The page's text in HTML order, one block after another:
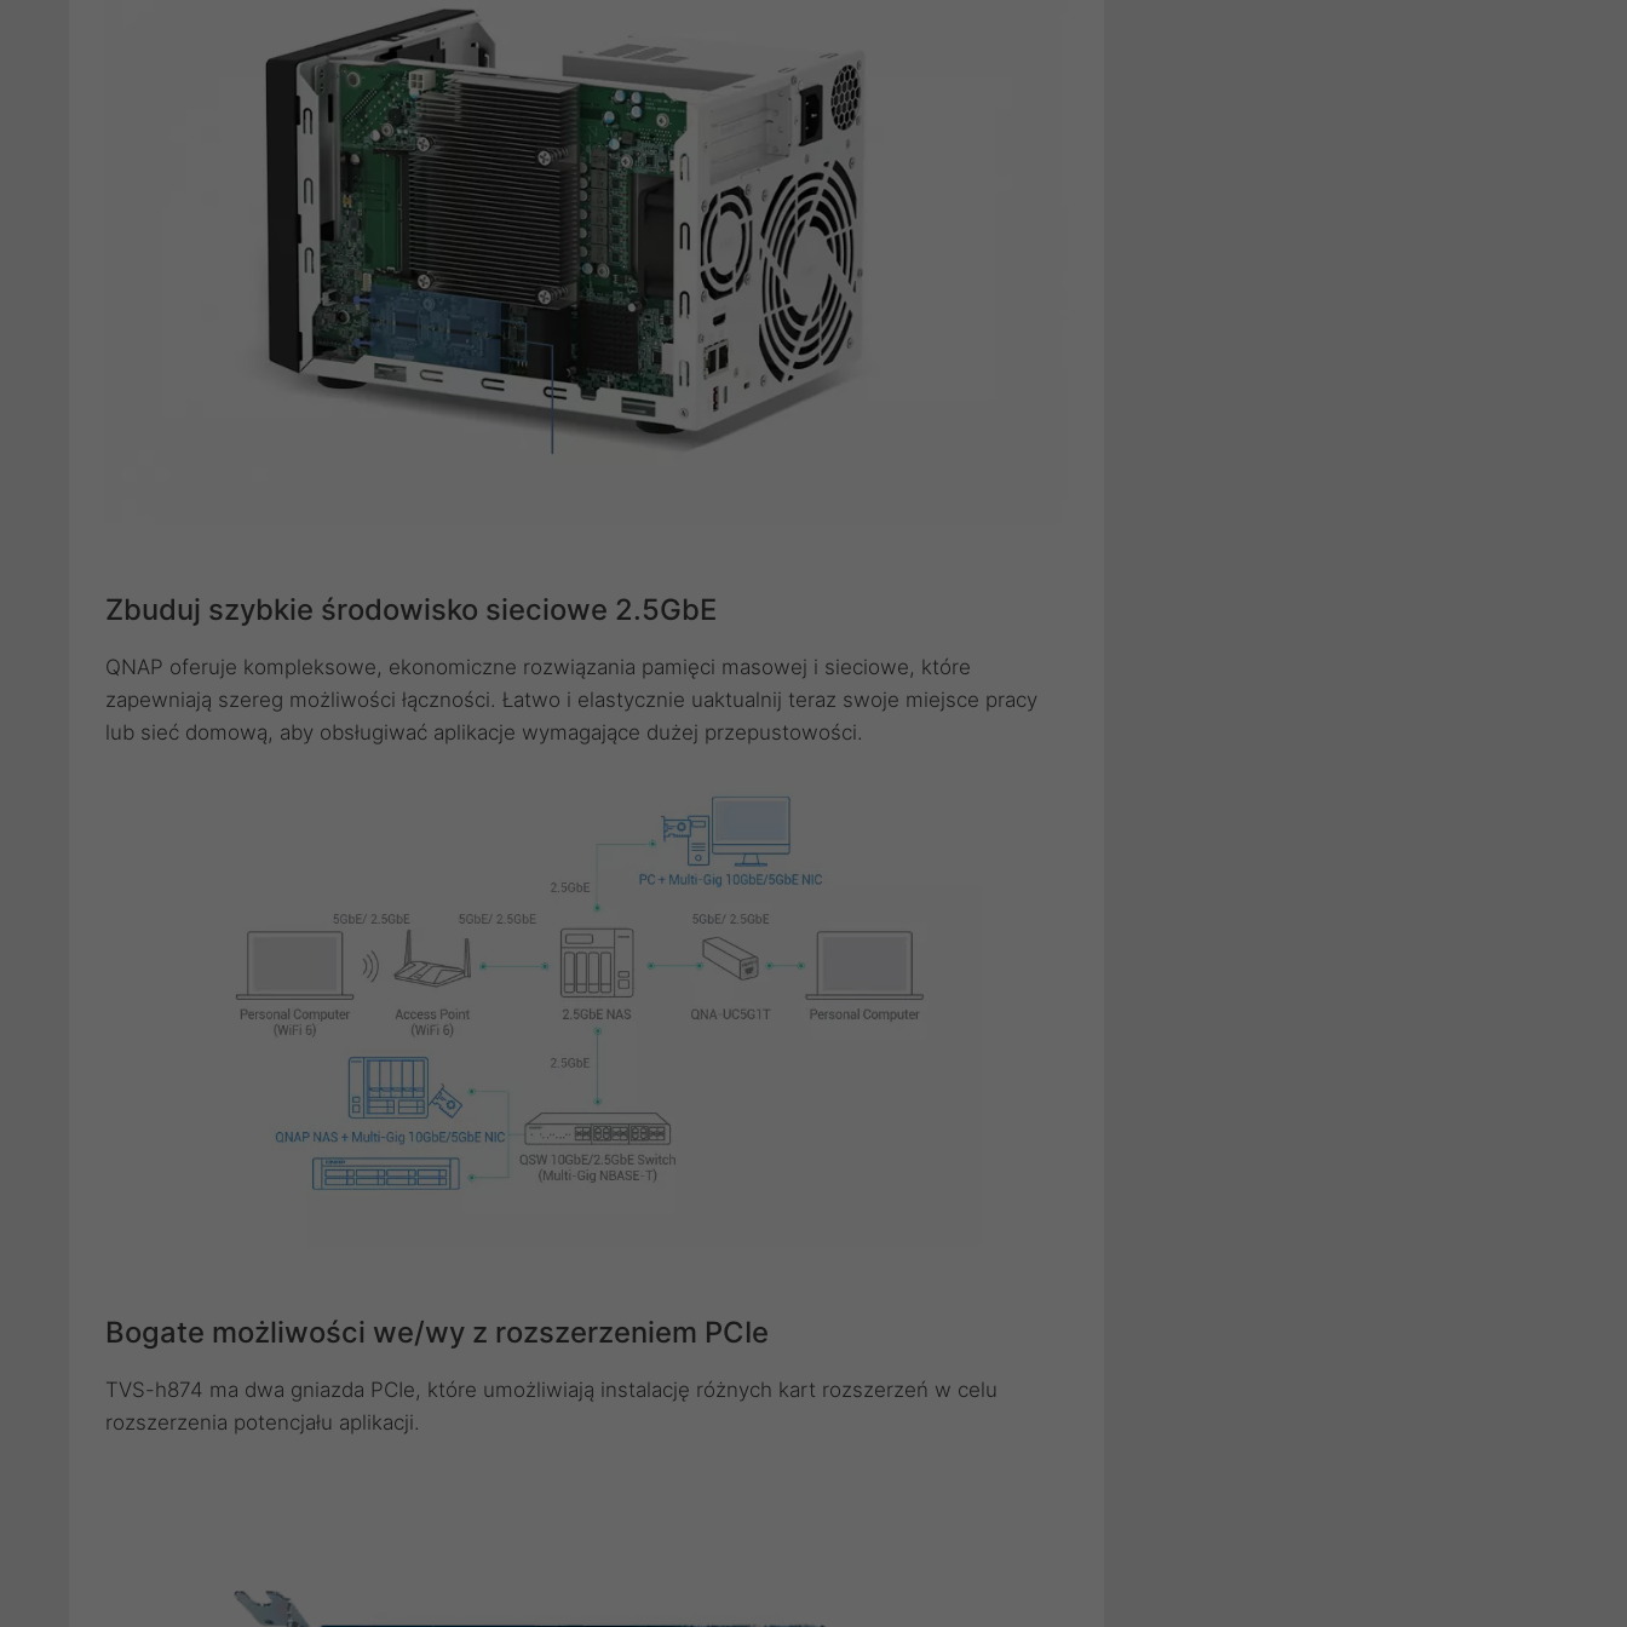
Zbuduj szybkie środowisko sieciowe 2.5GbE
QNAP oferuje kompleksowe, ekonomiczne rozwiązania pamięci masowej i sieciowe, które
zapewniają szereg możliwości łączności. Łatwo i elastycznie uaktualnij teraz swoje miejsce pracy
lub sieć domową, aby obsługiwać aplikacje wymagające dużej przepustowości.
Bogate możliwości we/wy z rozszerzeniem PCIe
TVS-h874 ma dwa gniazda PCIe, które umożliwiają instalację różnych kart rozszerzeń w celu
rozszerzenia potencjału aplikacji.